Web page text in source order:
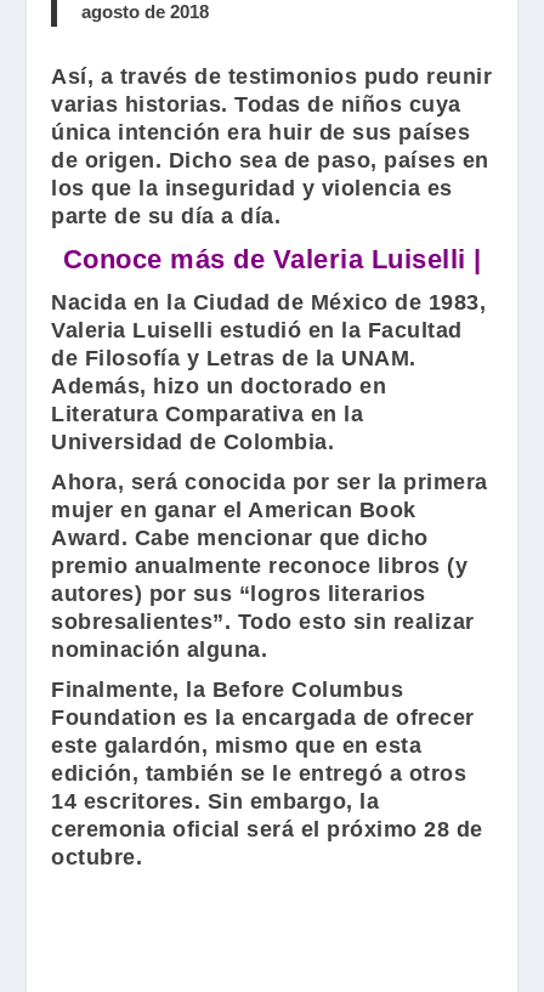
agosto de 2018
Así, a través de testimonios pudo reunir
varias historias. Todas de niños cuya
única intención era huir de sus países
de origen. Dicho sea de paso, países en
los que la inseguridad y violencia es
parte de su día a día.
Conoce más de Valeria Luiselli |
Nacida en la Ciudad de México de 1983,
Valeria Luiselli estudió en la Facultad
de Filosofía y Letras de la UNAM.
Además, hizo un doctorado en
Literatura Comparativa en la
Universidad de Colombia.
Ahora, será conocida por ser la primera
mujer en ganar elAmerican Book
Award . Cabe mencionar que dicho
premio anualmente reconoce libros (y
autores) por sus “logros literarios
sobresalientes”. Todo esto sin realizar
nominación alguna.
Finalmente, la Before Columbus
Foundation es la encargada de ofrecer
este galardón, mismo que en esta
edición, también se le entregó a otros
14 escritores. Sin embargo, la
ceremonia oficial será el próximo 28 de
octubre.